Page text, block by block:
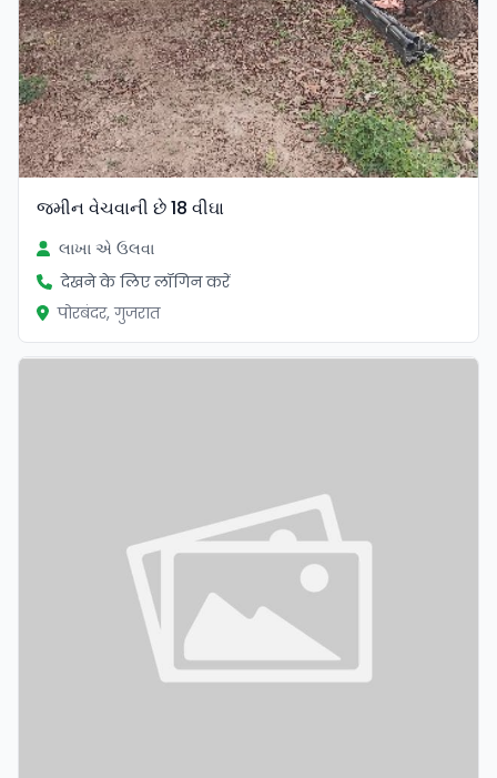
જમીન વેચવાની છે 18 વીઘા
લાખા એ ઉલવા
देखने के लिए लॉगिन करें
पोरबंदर, गुजरात